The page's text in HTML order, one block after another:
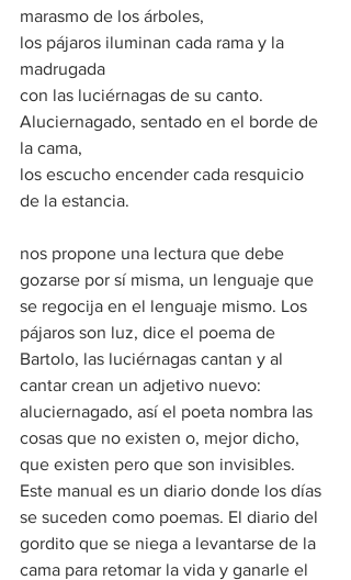
marasmo de los árboles,
los pájaros iluminan cada rama y la
madrugada
con las luciérnagas de su canto.
Aluciernagado, sentado en el borde de
la cama,
los escucho encender cada resquicio
de la estancia.
nos propone una lectura que debe
gozarse por sí misma, un lenguaje que
se regocija en el lenguaje mismo. Los
pájaros son luz, dice el poema de
Bartolo, las luciérnagas cantan y al
cantar crean un adjetivo nuevo:
aluciernagado, así el poeta nombra las
cosas que no existen o, mejor dicho,
que existen pero que son invisibles.
Este manual es un diario donde los días
se suceden como poemas. El diario del
gordito que se niega a levantarse de la
cama para retomar la vida y ganarle el